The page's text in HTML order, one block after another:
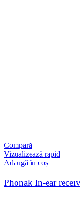
Compară
Vizualizează rapid
Adaugă în coș
Phonak In-ear